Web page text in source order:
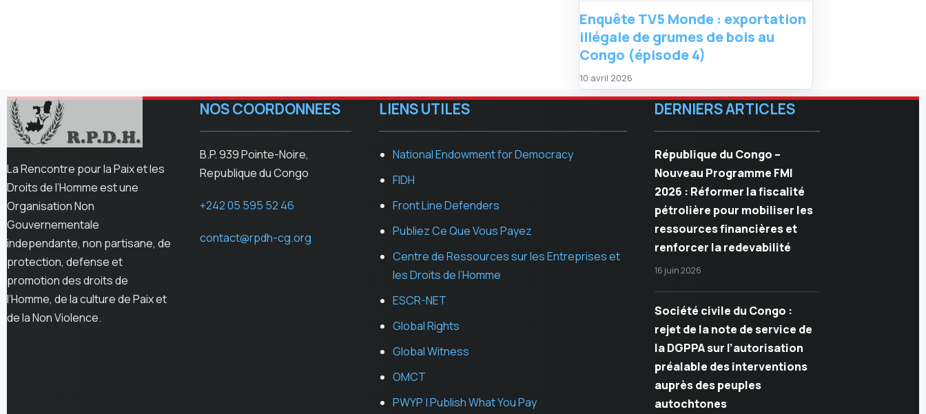
Enquête TV5 Monde : exportation
illégale de grumes de bois au
Congo (épisode 4)
10 avril 2026
La Rencontre pour la Paix et les
Droits de l’Homme est une
Organisation Non
Gouvernementale
independante, non partisane, de
protection, defense et
promotion des droits de
l’Homme, de la culture de Paix et
de la Non Violence.
NOS COORDONNEES
B.P. 939 Pointe-Noire,
Republique du Congo
+242 05 595 52 46
contact@rpdh-cg.org
LIENS UTILES
National Endowment for Democracy
FIDH
Front Line Defenders
Publiez Ce Que Vous Payez
Centre de Ressources sur les Entreprises et
les Droits de l’Homme
ESCR-NET
Global Rights
Global Witness
OMCT
PWYP | Publish What You Pay
DERNIERS ARTICLES
République du Congo –
Nouveau Programme FMI
2026 : Réformer la fiscalité
pétrolière pour mobiliser les
ressources financières et
renforcer la redevabilité
16 juin 2026
Société civile du Congo :
rejet de la note de service de
la DGPPA sur l’autorisation
préalable des interventions
auprès des peuples
autochtones